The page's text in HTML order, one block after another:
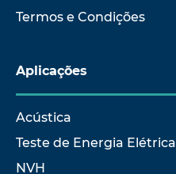
Termos e Condições
Aplicações
Acústica
Teste de Energia Elétrica
NVH